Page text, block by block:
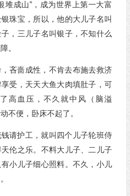
堆成山”，成为世界上第一大富
珠宝，所以，他的大儿子名叫
，三儿子名叫银子，不知什么
。
吝啬成性，不肯去布施去救济
受，天天大鱼大肉填肚子，可
高血压，不久就中风（脑溢
不便，卧床不起了。
请护工，就叫四个儿子轮班侍
伦之乐。不料大儿子、二儿子
小儿子细心照料。不久，小儿